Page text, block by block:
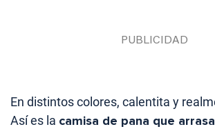
En distintos colores, calentita y
Así es la camisa de pana que